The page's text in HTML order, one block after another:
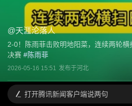
@天涯沦落人
2-0！陈雨菲击败明地阳菜，连续两轮横
决赛 #陈雨菲
2026-05-16 15:51 发布于河北
打开腾讯新闻客户端说两句